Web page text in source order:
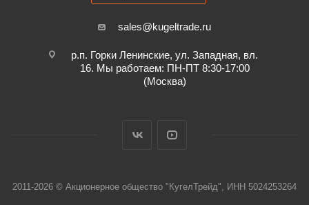
sales@kugeltrade.ru
р.п. Горки Ленинские, ул. Западная, вл.
16. Мы работаем: ПН-ПТ 8:30-17:00
(Москва)
2011-2026 © Акционерное общество "КугелТрейд", ИНН 5024253264